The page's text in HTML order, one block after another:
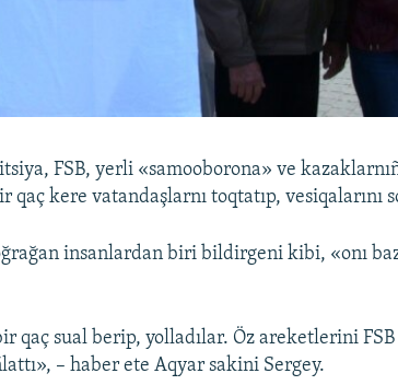
FSB, yerli «samooborona» ve
qaç kere vatandaşlarnı toqtatıp, vesiqalarını
insanlardan biri bildirgeni kibi, «onı
qaç sual berip, yolladılar. Öz areketlerini
– haber ete Aqyar sakini Sergey.